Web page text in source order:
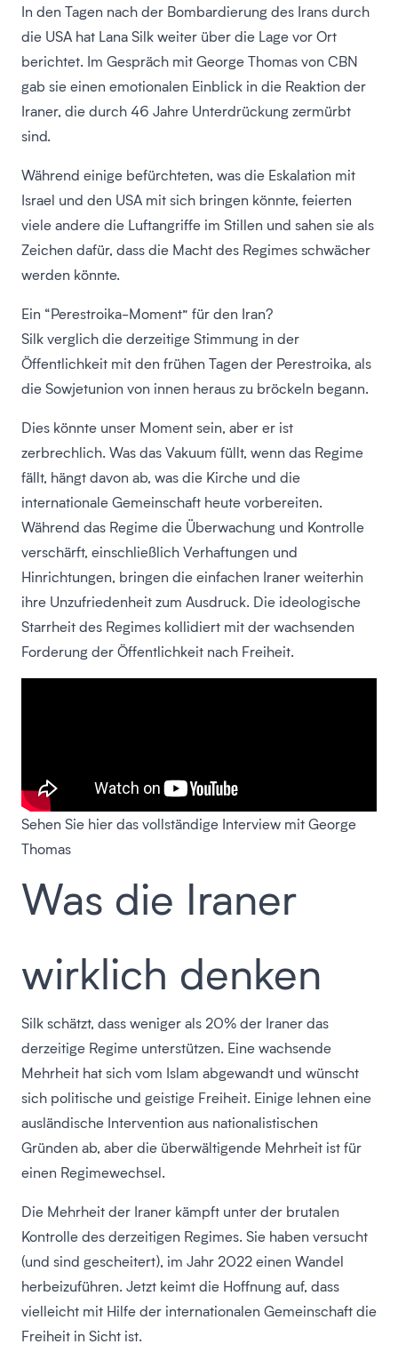
In den Tagen nach der Bombardierung des Irans durch
die USA hat Lana Silk weiter über die Lage vor Ort
berichtet. Im Gespräch mit George Thomas von CBN
gab sie einen emotionalen Einblick in die Reaktion der
Iraner, die durch 46 Jahre Unterdrückung zermürbt
sind.
Während einige befürchteten, was die Eskalation mit
Israel und den USA mit sich bringen könnte, feierten
viele andere die Luftangriffe im Stillen und sahen sie als
Zeichen dafür, dass die Macht des Regimes schwächer
werden könnte.
Ein “Perestroika-Moment” für den Iran?
Silk verglich die derzeitige Stimmung in der
Öffentlichkeit mit den frühen Tagen der Perestroika, als
die Sowjetunion von innen heraus zu bröckeln begann.
Dies könnte unser Moment sein, aber er ist
zerbrechlich. Was das Vakuum füllt, wenn das Regime
fällt, hängt davon ab, was die Kirche und die
internationale Gemeinschaft heute vorbereiten.
Während das Regime die Überwachung und Kontrolle
verschärft, einschließlich Verhaftungen und
Hinrichtungen, bringen die einfachen Iraner weiterhin
ihre Unzufriedenheit zum Ausdruck. Die ideologische
Starrheit des Regimes kollidiert mit der wachsenden
Forderung der Öffentlichkeit nach Freiheit.
Sehen Sie hier das vollständige Interview mit George
Thomas
Was die Iraner
wirklich denken
Silk schätzt, dass weniger als 20% der Iraner das
derzeitige Regime unterstützen. Eine wachsende
Mehrheit hat sich vom Islam abgewandt und wünscht
sich politische und geistige Freiheit. Einige lehnen eine
ausländische Intervention aus nationalistischen
Gründen ab, aber die überwältigende Mehrheit ist für
einen Regimewechsel.
Die Mehrheit der Iraner kämpft unter der brutalen
Kontrolle des derzeitigen Regimes. Sie haben versucht
(und sind gescheitert), im Jahr 2022 einen Wandel
herbeizuführen. Jetzt keimt die Hoffnung auf, dass
vielleicht mit Hilfe der internationalen Gemeinschaft die
Freiheit in Sicht ist.